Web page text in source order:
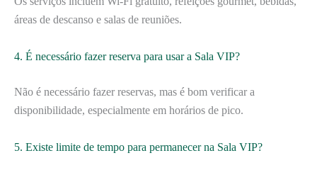
áreas de descanso e salas de reuniões.
4. É necessário fazer reserva para usar a Sala VIP?
Não é necessário fazer reservas, mas é bom verificar a
disponibilidade, especialmente em horários de pico.
5. Existe limite de tempo para permanecer na Sala VIP?